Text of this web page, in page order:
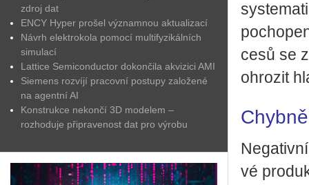
zdroj dat
ENCY Hyper prošel významnou aktualizací
Návrh elektrokola pomocí multifyzikálních
simulací
Lattice Semiconductor dokončila akvizici AMI
Siemens rozvíjí pracovní postupy založené
na agentní AI
Konstrukce nekončí 3D modelem –
rozhoduje připravenost dat pro výrobu
ce­sů se
ohro­zit
vé